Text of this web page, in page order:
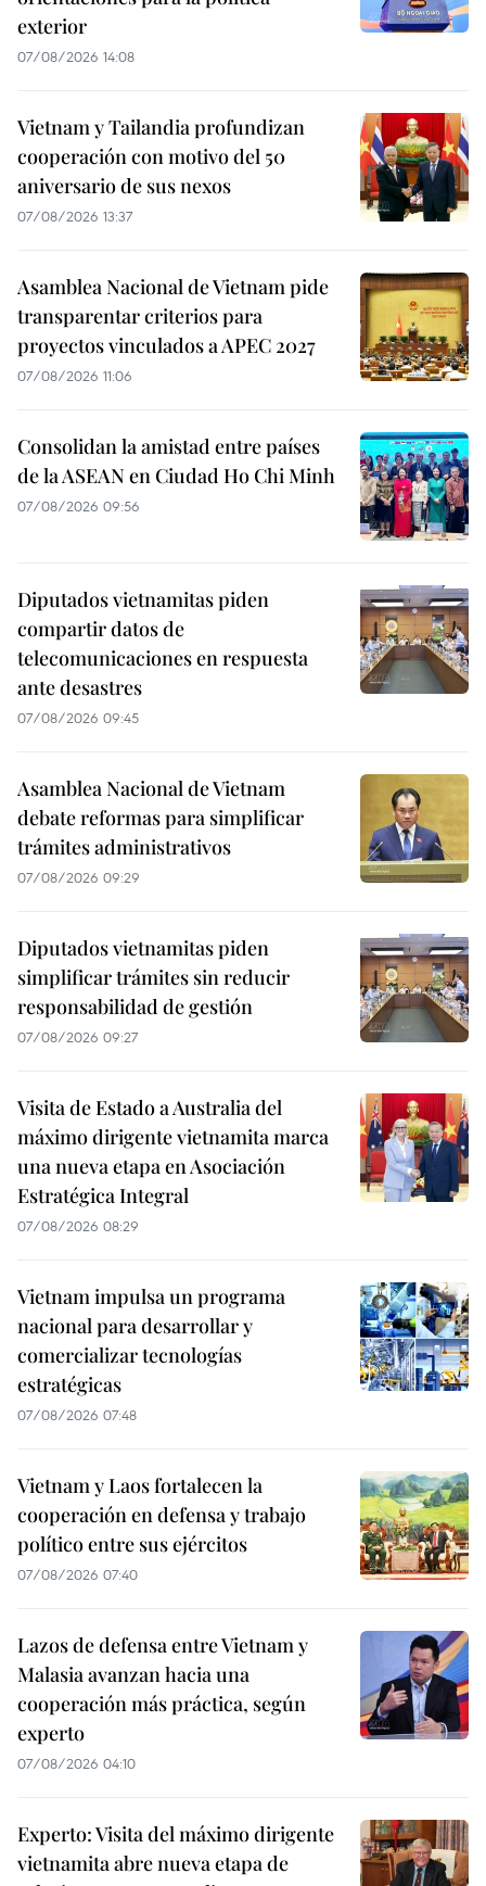
exterior
07/08/2026 14:08
Vietnam y Tailandia profundizan
cooperación con motivo del 50
aniversario de sus nexos
07/08/2026 13:37
Asamblea Nacional de Vietnam pide
transparentar criterios para
proyectos vinculados a APEC 2027
07/08/2026 11:06
Consolidan la amistad entre países
de la ASEAN en Ciudad Ho Chi Minh
07/08/2026 09:56
Diputados vietnamitas piden
compartir datos de
telecomunicaciones en respuesta
ante desastres
07/08/2026 09:45
Asamblea Nacional de Vietnam
debate reformas para simplificar
trámites administrativos
07/08/2026 09:29
Diputados vietnamitas piden
simplificar trámites sin reducir
responsabilidad de gestión
07/08/2026 09:27
Visita de Estado a Australia del
máximo dirigente vietnamita marca
una nueva etapa en Asociación
Estratégica Integral
07/08/2026 08:29
Vietnam impulsa un programa
nacional para desarrollar y
comercializar tecnologías
estratégicas
07/08/2026 07:48
Vietnam y Laos fortalecen la
cooperación en defensa y trabajo
político entre sus ejércitos
07/08/2026 07:40
Lazos de defensa entre Vietnam y
Malasia avanzan hacia una
cooperación más práctica, según
experto
07/08/2026 04:10
Experto: Visita del máximo dirigente
vietnamita abre nueva etapa de